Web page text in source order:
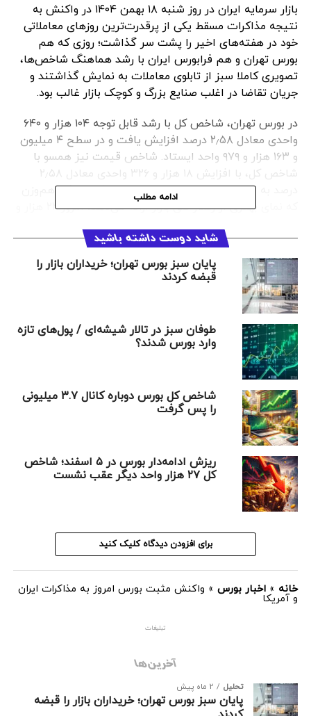
بازار سرمایه ایران در روز شنبه ۱۸ بهمن ۱۴۰۴ در واکنش به
نتیجه مذاکرات مسقط یکی از پرقدرت‌ترین روزهای معاملاتی
خود در هفته‌های اخیر را پشت سر گذاشت؛ روزی که هم
بورس تهران و هم فرابورس ایران با رشد هماهنگ شاخص‌ها،
تصویری کاملا سبز از تابلوی معاملات به نمایش گذاشتند و
جریان تقاضا در اغلب صنایع بزرگ و کوچک بازار غالب بود.
در بورس تهران، شاخص کل با رشد قابل توجه ۱۰۴ هزار و ۶۴۰
واحدی معادل ۲٫۵۸ درصد افزایش یافت و در سطح ۴ میلیون
و ۱۶۳ هزار و ۹۷۹ واحد ایستاد. شاخص قیمت نیز همسو با
درصد به عدد ۷۲۹ هزار و ۲۷۶ واحد رسید. شاخص کل هم‌وزن
۳۵ هزار و ۶۶ واحد دست یافت. شاخص قیمت هم‌وزن نیز با
هزار و ۸۲۴ واحد آرام گرفت. از سوی دیگر، شاخص آزاد شناور
پررنگ‌تری را تجربه کرد و با افزایش ۸۹ هزار و ۳۷۲ واحدی
معادل ۲٫۶۹ درصد در سطح ۳ میلیون و ۴۱۲ هزار و ۲۳۷ واحد
افزایش یافت.
فرابورس هم صعود کرد
در فرابورس ایران نیز فضای معاملات کاملا مثبت دنبال شد.
درصدی به عدد ۳۰ هزار و ۷۴۳ واحد رسید. شاخص قیمت
ادامه مطلب
شاید دوست داشته باشید
پایان سبز بورس تهران؛ خریداران بازار را
قبضه کردند
طوفان سبز در تالار شیشه‌ای / پول‌های تازه
وارد بورس شدند؟
شاخص کل بورس دوباره کانال ۳.۷ میلیونی
را پس گرفت
ریزش ادامه‌دار بورس در ۵ اسفند؛ شاخص
کل ۲۷ هزار واحد دیگر عقب نشست
برای افزودن دیدگاه کلیک کنید
خانه » اخبار بورس » واکنش مثبت بورس امروز به مذاکرات ایران
و آمریکا
تبلیغات
آخرین‌ها
تحلیل 2 ماه پیش
پایان سبز بورس تهران؛ خریداران بازار را قبضه